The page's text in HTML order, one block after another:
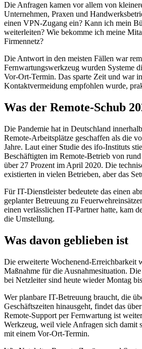
Die Anfragen kamen vor allem von
Unternehmen, Praxen und
einen VPN-Zugang ein? Kann ich mein
weiterleiten? Wie bekomme ich meine
Firmennetz?
Die Antwort in den meisten Fällen war
Fernwartungswerkzeug wurden Systeme
Vor-Ort-Termin. Das sparte Zeit und war
Kontaktvermeidung empfohlen wurde,
Was der Remote-Schub
Die Pandemie hat in Deutschland
Remote-Arbeitsplätze geschaffen als die
Jahre. Laut einer Studie des ifo-Instituts
Beschäftigten im Remote-Betrieb von
über 27 Prozent im April 2020. Die
existierten in vielen Betrieben, aber das
Für IT-Dienstleister bedeutete das einen
geplanter Betreuung zu
einen verlässlichen IT-Partner hatte, kam
die Umstellung.
Was davon geblieben ist
Die erweiterte Wochenend-Erreichbarkeit
Maßnahme für die Ausnahmesituation.
bei Netzleiter sind heute wieder Montag
Wer planbare IT-Betreuung braucht, die
Geschäftszeiten hinausgeht, findet das
Remote-Support per Fernwartung ist
Werkzeug, weil viele Anfragen sich damit
mit einem Vor-Ort-Termin.